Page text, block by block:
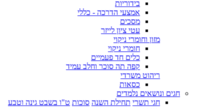
בידוריות
אמצעי הדרכה - כללי
מסכים
עטי ציון לייזר
מזון וחומרי ניקוי
חומרי ניקוי
כלים חד פעמיים
קפה תה סוכר וחלב עמיד
ריהוט משרדי
כסאות
חגים ונושאים נלמדים
חגי תשרי תחילת השנה סוכות ט"ו בשבט גינה וטבע